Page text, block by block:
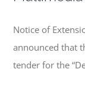
Notice of
announced that
tender for the